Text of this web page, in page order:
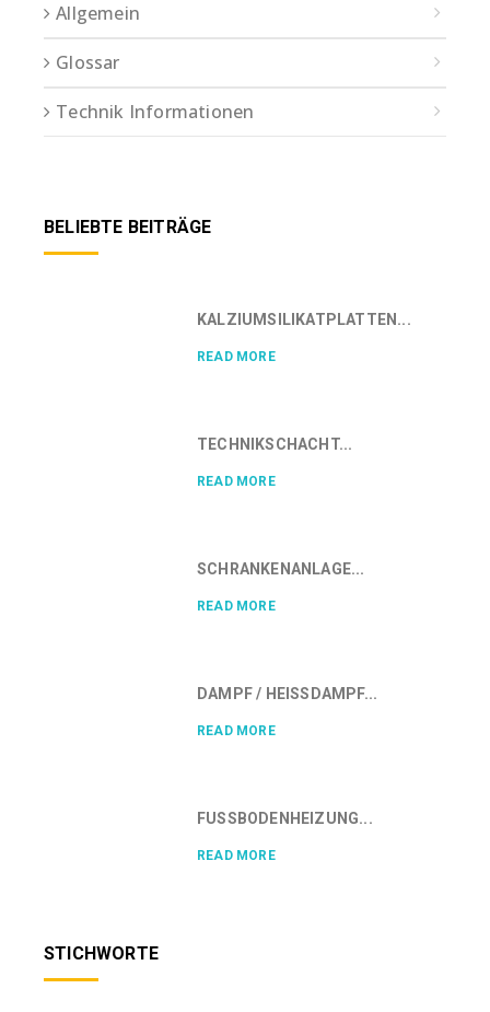
Allgemein
Glossar
Technik Informationen
BELIEBTE BEITRÄGE
KALZIUMSILIKATPLATTEN...
READ MORE
TECHNIKSCHACHT...
READ MORE
SCHRANKENANLAGE...
READ MORE
DAMPF / HEISSDAMPF...
READ MORE
FUSSBODENHEIZUNG...
READ MORE
STICHWORTE